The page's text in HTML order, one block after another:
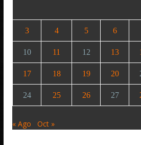
3 4 5 6
10 11 12 13
17 18 19 20
24 25 26 27
« Ago Oct »